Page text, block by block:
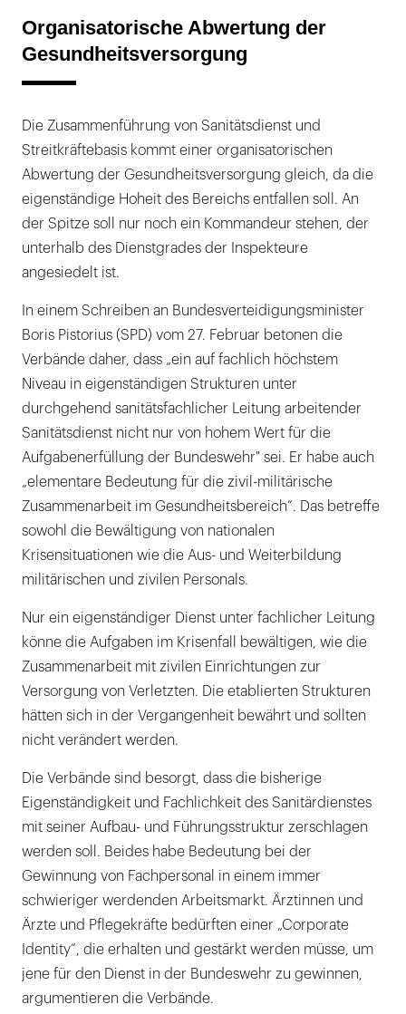
Organisatorische Abwertung der
Gesundheitsversorgung
Die Zusammenführung von Sanitätsdienst und
Streitkräftebasis kommt einer organisatorischen
Abwertung der Gesundheitsversorgung gleich, da die
eigenständige Hoheit des Bereichs entfallen soll. An
der Spitze soll nur noch ein Kommandeur stehen, der
unterhalb des Dienstgrades der Inspekteure
angesiedelt ist.
In einem Schreiben an Bundesverteidigungsminister
Boris Pistorius (SPD) vom 27. Februar betonen die
Verbände daher, dass „ein auf fachlich höchstem
Niveau in eigenständigen Strukturen unter
durchgehend sanitätsfachlicher Leitung arbeitender
Sanitätsdienst nicht nur von hohem Wert für die
Aufgabenerfüllung der Bundeswehr" sei. Er habe auch
„elementare Bedeutung für die zivil-militärische
Zusammenarbeit im Gesundheitsbereich“. Das betreffe
sowohl die Bewältigung von nationalen
Krisensituationen wie die Aus- und Weiterbildung
militärischen und zivilen Personals.
Nur ein eigenständiger Dienst unter fachlicher Leitung
könne die Aufgaben im Krisenfall bewältigen, wie die
Zusammenarbeit mit zivilen Einrichtungen zur
Versorgung von Verletzten. Die etablierten Strukturen
hätten sich in der Vergangenheit bewährt und sollten
nicht verändert werden.
Die Verbände sind besorgt, dass die bisherige
Eigenständigkeit und Fachlichkeit des Sanitärdienstes
mit seiner Aufbau- und Führungsstruktur zerschlagen
werden soll. Beides habe Bedeutung bei der
Gewinnung von Fachpersonal in einem immer
schwieriger werdenden Arbeitsmarkt. Ärztinnen und
Ärzte und Pflegekräfte bedürften einer „Corporate
Identity“, die erhalten und gestärkt werden müsse, um
jene für den Dienst in der Bundeswehr zu gewinnen,
argumentieren die Verbände.